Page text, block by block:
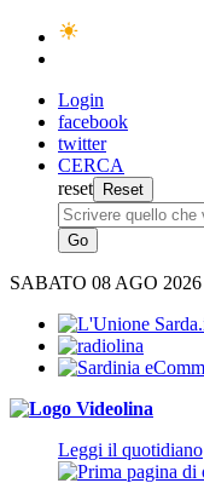
Login
facebook
twitter
CERCA
reset
SABATO 08 AGO 2026
Leggi il quotidiano